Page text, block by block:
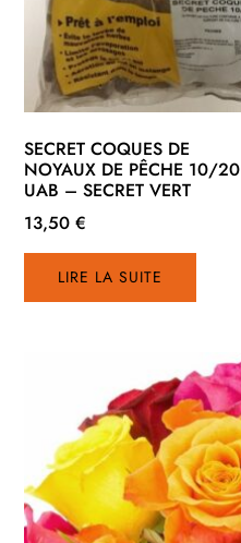
SECRET COQUES DE
NOYAUX DE PÊCHE 10/20
UAB – SECRET VERT
13,50€
LIRE LA SUITE